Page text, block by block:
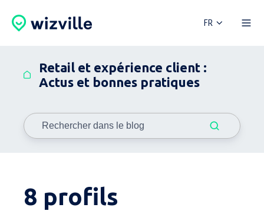
FR
Retail et expérience client :
Actus et bonnes pratiques
8 profils